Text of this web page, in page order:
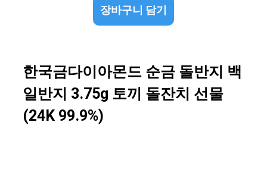
장바구니 담기
한국금다이아몬드 순금 돌반지 백
일반지 3.75g 토끼 돌잔치 선물
(24K 99.9%)